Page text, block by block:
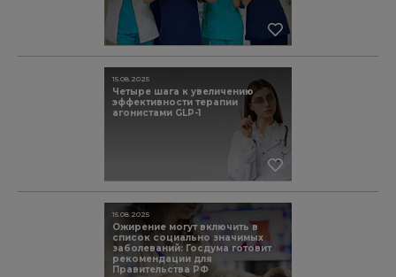
Четыре шага к увеличению
эффективности терапии
агонистами GLP-1
15.08.2025
Ожирение могут включить в
список социально значимых
заболеваний: Госдума готовит
рекомендации для
Правительства РФ
15.08.2025